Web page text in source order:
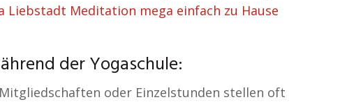
Liebstadt Meditation mega einfach zu Hause
der Yogaschule:
oder Einzelstunden stellen oft